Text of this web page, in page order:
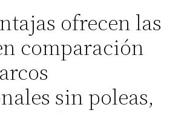
ofrecen las
comparación
sin poleas,